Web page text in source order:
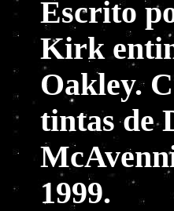
Escrito
Kirk
Oakley.
tintas de
1999.